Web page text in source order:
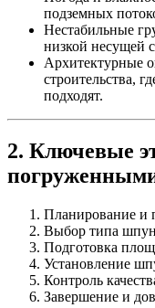
подземных
Нестабильные
низкой несущей
Архитектурные
строительства,
подходят.
2. Ключевые
Планирование и
Выбор типа
Подготовка
Установление
Контроль
Завершение и